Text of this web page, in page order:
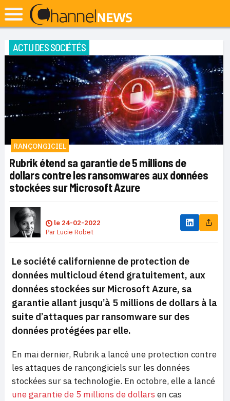
ACTU DES SOCIÉTÉS
RANÇONGICIEL
Rubrik étend sa garantie de 5 millions de
dollars contre les ransomwares aux données
stockées sur Microsoft Azure
le 24-02-2022
ParLucie Robet
Le société californienne de protection de
données multicloud étend gratuitement, aux
données stockées sur Microsoft Azure, sa
garantie allant jusqu’à 5 millions de dollars à la
suite d’attaques par ransomware sur des
données protégées par elle.
En mai dernier, Rubrik a lancé une protection contre
les attaques de rançongiciels sur les données
stockées sur sa technologie. En octobre, elle a lancé
une garantie de 5 millions de dollars en cas